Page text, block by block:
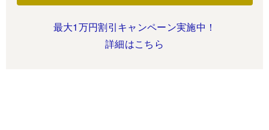
最大1万円割引キャンペーン実施中！
詳細はこちら